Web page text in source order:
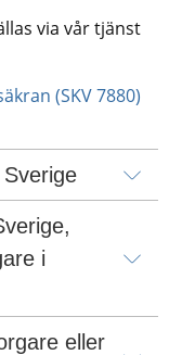
via vår tjänst
(SKV 7880)
i
eller